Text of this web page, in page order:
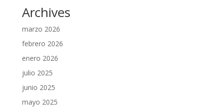
Archives
marzo 2026
febrero 2026
enero 2026
julio 2025
junio 2025
mayo 2025